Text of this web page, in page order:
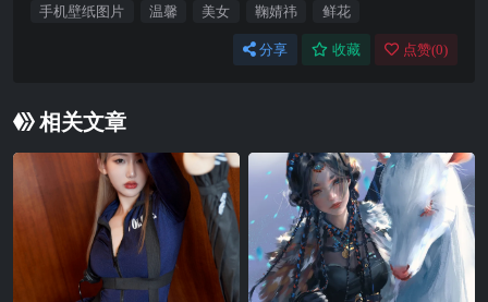
手机壁纸图片
温馨 美女 鞠婧祎 鲜花
分享 收藏 点赞(0)
相关文章